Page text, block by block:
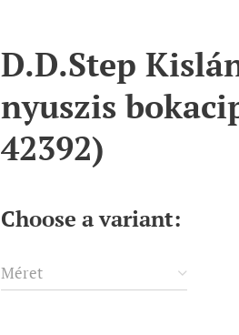
D.D.Step
nyuszis
42392)
Choose a variant:
Méret